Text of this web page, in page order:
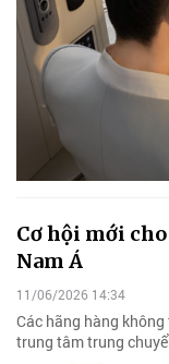
Cơ hội mới
Nam Á
11/06/2026 14:34
Các hãng hàng
trung tâm trung